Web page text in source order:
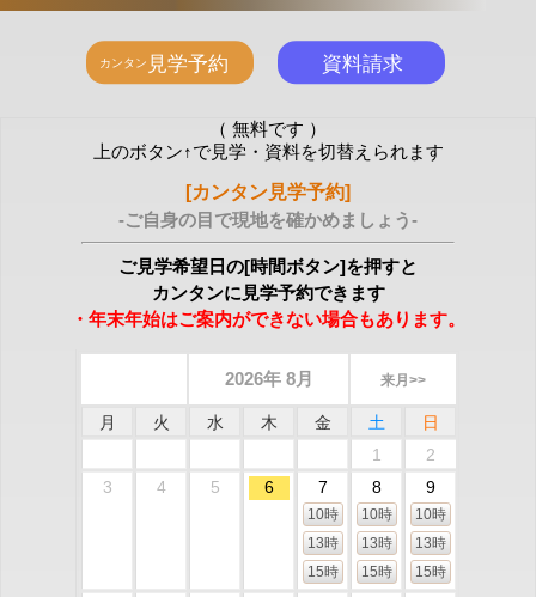
（ 無料です ）
上のボタン↑で見学・資料を切替えられます
[カンタン見学予約]
-ご自身の目で現地を確かめましょう-
ご見学希望日の[時間ボタン]を押すと
カンタンに見学予約できます
・年末年始はご案内ができない場合もあります。
2026年 8月 来月>>
月 火 水 木 金 土
日
1
2
3
4 5 6 7
10時
13時
15時
8
10時
13時
15時
9
10時
13時
15時